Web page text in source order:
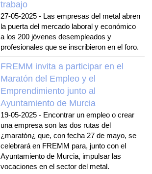
trabajo
27-05-2025 - Las empresas del metal abren
la puerta del mercado laboral y económico
a los 200 jóvenes desempleados y
profesionales que se inscribieron en el foro.
FREMM invita a participar en el
Maratón del Empleo y el
Emprendimiento junto al
Ayuntamiento de Murcia
19-05-2025 - Encontrar un empleo o crear
una empresa son las dos rutas del
¿maratón¿ que, con fecha 27 de mayo, se
celebrará en FREMM para, junto con el
Ayuntamiento de Murcia, impulsar las
vocaciones en el sector del metal.